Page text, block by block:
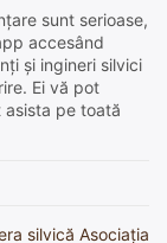
sunt serioase,
accesând
și ingineri silvici
Ei vă pot
pe toată
silvică Asociația